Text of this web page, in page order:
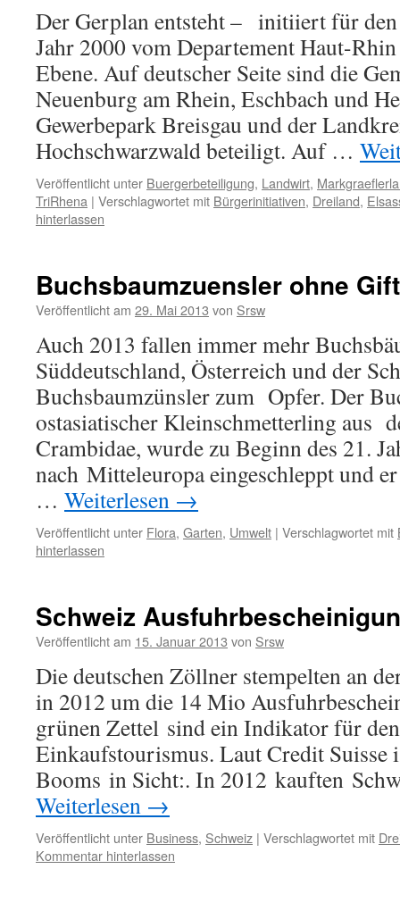
Der Gerplan entsteht – initiiert für
Jahr 2000 vom Departement Haut-
Ebene. Auf deutscher Seite sind die
Neuenburg am Rhein, Eschbach und
Gewerbepark Breisgau und der
Hochschwarzwald beteiligt. Auf …
Veröffentlicht unter Buergerbeteiligung, Landwirt,
TriRhena | Verschlagwortet mit Bürgerinitiativen, Dreiland,
hinterlassen
Buchsbaumzuensler ohne Gift
Veröffentlicht am 29. Mai 2013 von Srsw
Auch 2013 fallen immer mehr
Süddeutschland, Österreich und der
Buchsbaumzünsler zum Opfer. Der
ostasiatischer Kleinschmetterling aus
Crambidae, wurde zu Beginn des 21.
nach Mitteleuropa eingeschleppt und
… Weiterlesen →
Veröffentlicht unter Flora, Garten, Umwelt | Verschlagwortet mit
hinterlassen
Schweiz
Veröffentlicht am 15. Januar 2013 von Srsw
Die deutschen Zöllner stempelten an
in 2012 um die 14 Mio
grünen Zettel sind ein Indikator für
Einkaufstourismus. Laut Credit Suisse
Booms in Sicht:. In 2012 kauften
Weiterlesen →
Veröffentlicht unter Business, Schweiz | Verschlagwortet mit
Kommentar hinterlassen